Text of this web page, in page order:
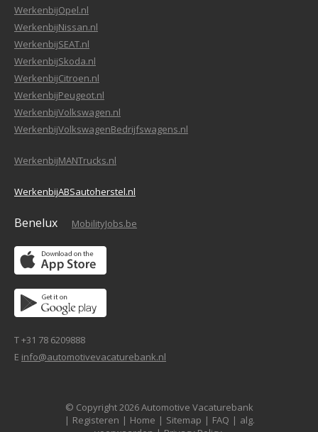
WerkenbijOpel.nl
WerkenbijNissan.nl
WerkenbijSEAT.nl
WerkenbijSkoda.nl
WerkenbijCitroen.nl
WerkenbijPeugeot.nl
WerkenbijVolkswagen.nl
WerkenbijVolkswagenBedrijfswagens.nl
WerkenbijMANTrucks.nl
WerkenbijABSautoherstel.nl
Benelux MobilityJobs.be
T +31 78 6209888
E info@automotivevacaturebank.nl
© Copyright 2026 Automotive Vacaturebank
| Registeren | Home | Sitemap | FAQ | alg.